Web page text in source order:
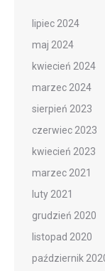
lipiec 2024
maj 2024
kwiecień 2024
marzec 2024
sierpień 2023
czerwiec 2023
kwiecień 2023
marzec 2021
luty 2021
grudzień 2020
listopad 2020
październik